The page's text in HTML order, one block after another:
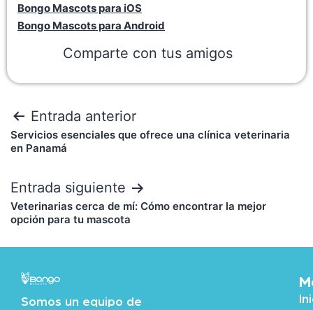
Bongo Mascots para iOS
Bongo Mascots para Android
Comparte con tus amigos
Entrada anterior
Servicios esenciales que ofrece una clínica veterinaria
en Panamá
Entrada siguiente
Veterinarias cerca de mí: Cómo encontrar la mejor
opción para tu mascota
Somos un equipo de